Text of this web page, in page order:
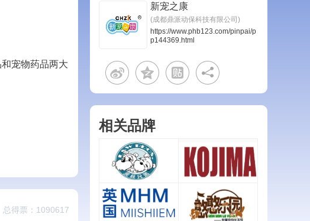
宠物药品两大
总得票：1090617
新宠之康
(成都鼎派动保科技有限公司)
https://www.phb123.com/pinpai/p
p144369.html
相关品牌
来旺兄弟/lwbros
查看详情
KOJIMA
查看详情